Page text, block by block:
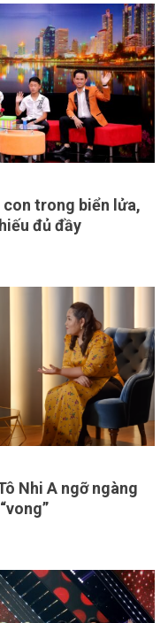
con trong biển lửa,
đủ đầy
Nhi A ngỡ ngàng